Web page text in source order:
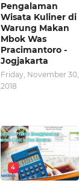
Pengalaman
Wisata Kuliner di
Warung Makan
Mbok Was
Pracimantoro -
Jogjakarta
Friday, November 30,
2018
4